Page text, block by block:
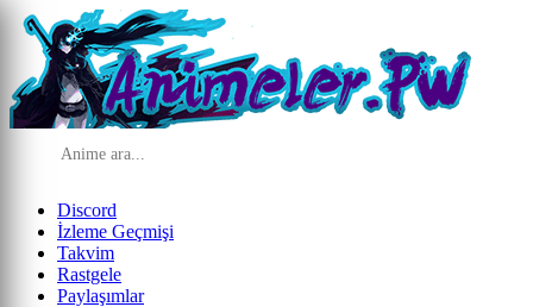
Discord
İzleme Geçmişi
Takvim
Rastgele
Paylaşımlar